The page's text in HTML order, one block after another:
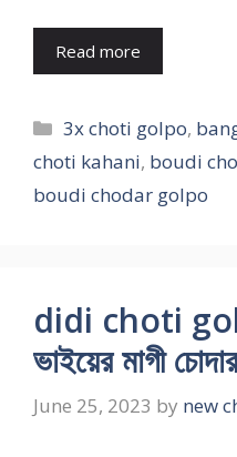
Read more
Categories
3x choti golpo,
choti kahani, boudi
boudi chodar golpo
didi choti
ভাইয়ের মাগী
June 25, 2023 by new